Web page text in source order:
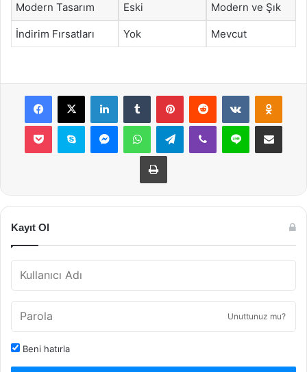
Modern Tasarım Eski Modern ve Şık
İndirim Fırsatları Yok Mevcut
Facebook
X LinkedInTumblr PinterestReddit VKontakte
Pocket Skype MessengerWhatsAppTelegramViber Line E-Posta ile
Yazdır
Kayıt Ol
Unuttunuz mu?
Beni hatırla